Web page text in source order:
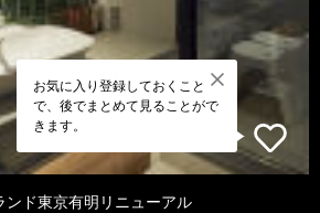
お気に入り登録しておくこと
で、後でまとめて見ることがで
きます。
ド東京有明リニューアル